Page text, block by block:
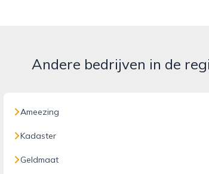
Andere bedrijven in de
Ameezing
Kadaster
Geldmaat